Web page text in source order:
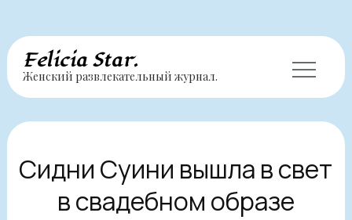
Перейти
содержимому
Felicia Star.
Женский развлекательный журнал.
Сидни Суини вышла в свет
в свадебном образе